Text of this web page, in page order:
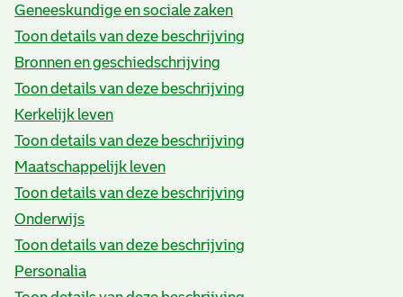
Geneeskundige en sociale zaken
Toon details van deze beschrijving
Bronnen en geschiedschrijving
Toon details van deze beschrijving
Kerkelijk leven
Toon details van deze beschrijving
Maatschappelijk leven
Toon details van deze beschrijving
Onderwijs
Toon details van deze beschrijving
Personalia